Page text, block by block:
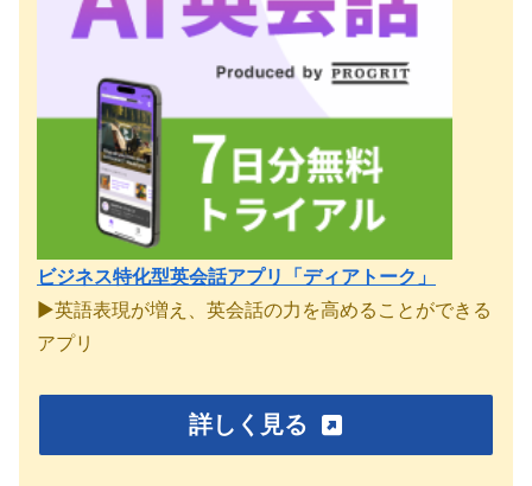
ビジネス特化型英会話アプリ「ディアトーク」
▶︎英語表現が増え、英会話の力を高めることができる
アプリ
詳しく見る